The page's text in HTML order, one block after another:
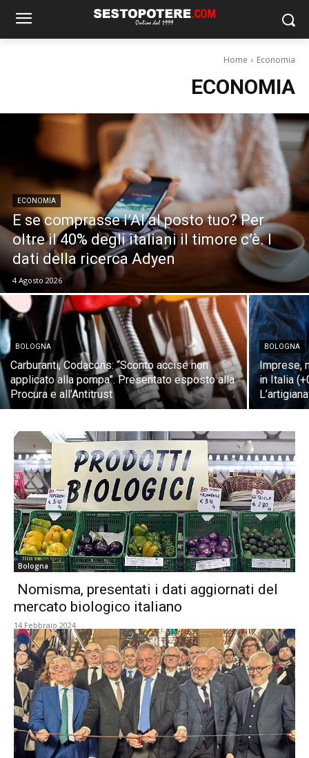
Home Economia
ECONOMIA
ECONOMIA
E se comprasse l’AI al posto tuo? Per
oltre il 40% degli italiani il timore c’è. I
dati della ricerca Adyen
4 Agosto 2026
BOLOGNA
Carburanti, Codacons: “Sconto accise non
applicato alla pompa”. Presentato esposto alla
Procura e all’Antitrust
BOLOGNA
Imprese,
in Italia
Bologna
Nomisma, presentati i dati aggiornati del
mercato biologico italiano
14 Febbraio 2024